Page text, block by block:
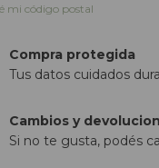
mi código postal
Compra protegida
Tus datos cuidados
Cambios y
Si no te gusta, podés